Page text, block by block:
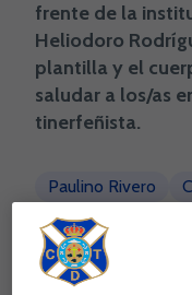
frente de la
Heliodoro
plantilla y el
saludar a los/as
tinerfeñista.
Paulino Rivero
Heliodoro
Copiar enlace